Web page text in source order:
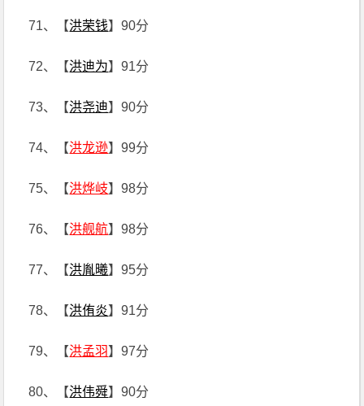
71、【洪荣钱】90分
72、【洪迪为】91分
73、【洪尧迪】90分
74、【洪龙逊】99分
75、【洪烨岐】98分
76、【洪舰航】98分
77、【洪胤曦】95分
78、【洪侑炎】91分
79、【洪孟羽】97分
80、【洪伟舜】90分